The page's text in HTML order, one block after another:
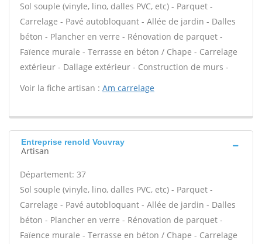
Sol souple (vinyle, lino, dalles PVC, etc) - Parquet -
Carrelage - Pavé autobloquant - Allée de jardin - Dalles
béton - Plancher en verre - Rénovation de parquet -
Faïence murale - Terrasse en béton / Chape - Carrelage
extérieur - Dallage extérieur - Construction de murs -
Voir la fiche artisan : Am carrelage
Entreprise renold Vouvray
Artisan
Département: 37
Sol souple (vinyle, lino, dalles PVC, etc) - Parquet -
Carrelage - Pavé autobloquant - Allée de jardin - Dalles
béton - Plancher en verre - Rénovation de parquet -
Faïence murale - Terrasse en béton / Chape - Carrelage